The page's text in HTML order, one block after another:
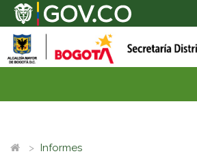
Informes